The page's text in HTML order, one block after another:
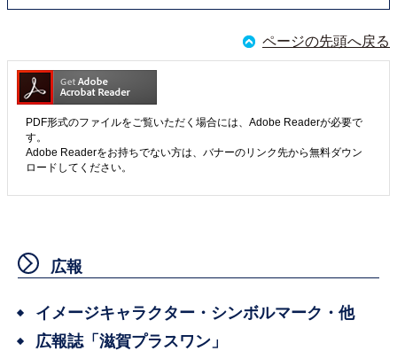
ページの先頭へ戻る
PDF形式のファイルをご覧いただく場合には、Adobe Readerが必要で
す。
Adobe Readerをお持ちでない方は、バナーのリンク先から無料ダウン
ロードしてください。
広報
イメージキャラクター・シンボルマーク・他
広報誌「滋賀プラスワン」